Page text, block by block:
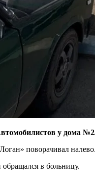
у дома
поворачивал
в больницу.